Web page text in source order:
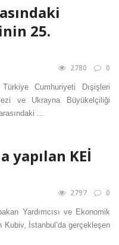
25.
2780 0
Cumhuriyeti Dışişleri
ve Ukrayna Büyükelçiliği
...
yapılan KEİ
2797 0
Yardımcısı ve Ekonomik
Kubiv, İstanbul’da gerçekleşen